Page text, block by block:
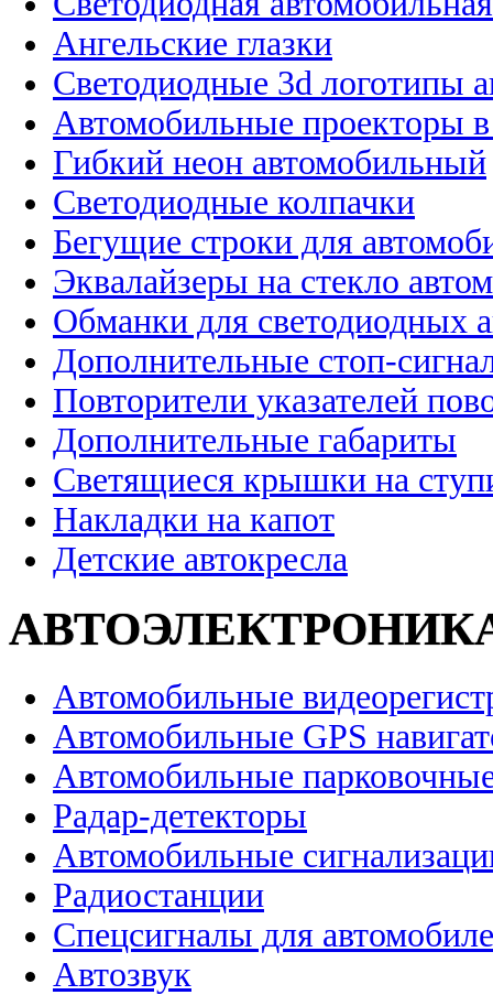
Ангельские глазки
Светодиодные 3d логотипы
Автомобильные проекторы
Гибкий неон автомобильный
Светодиодные колпачки
Бегущие строки для
Эквалайзеры на стекло
Обманки для светодиодных
Дополнительные стоп-
Повторители указателей
Дополнительные габариты
Светящиеся крышки на
Накладки на капот
Детские автокресла
Автомобильные
Автомобильные GPS
Автомобильные
Радар-детекторы
Автомобильные
Радиостанции
Спецсигналы для
Автозвук